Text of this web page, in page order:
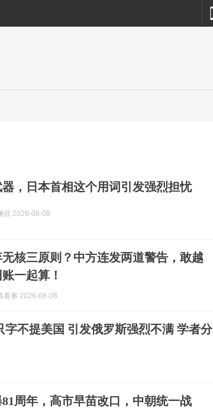
，日本首相这个用词引发强烈担忧
昌 2026-08-08
核三原则？中方连发两道警告，敢越
一起算！
看事 2026-08-08
不提美国 引发俄罗斯强烈不满 学者分
周年，高市早苗改口，中朝统一战